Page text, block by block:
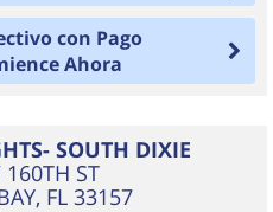
con Pago
Ahora
SOUTH DIXIE
ST
, FL 33157